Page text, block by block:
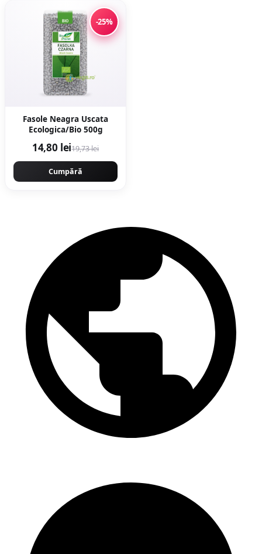
-25%
Fasole Neagra Uscata
Ecologica/Bio 500g
14,80 lei19,73 lei
Cumpără